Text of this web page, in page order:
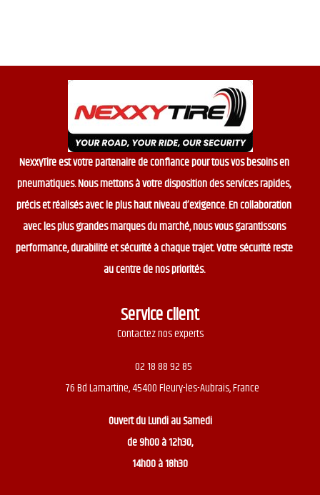
NexxyTire est votre partenaire de confiance pour tous vos besoins en
pneumatiques. Nous mettons à votre disposition des services rapides,
précis et réalisés avec le plus haut niveau d’exigence. En collaboration
avec les plus grandes marques du marché, nous vous garantissons
performance, durabilité et sécurité à chaque trajet. Votre sécurité reste
au centre de nos priorités.
Service client
Contactez nos experts
02 18 88 92 85
76 Bd Lamartine, 45400 Fleury-les-Aubrais, France
Ouvert duLundi au Samedi
de 9h00 à 12h30,
14h00 à 18h30